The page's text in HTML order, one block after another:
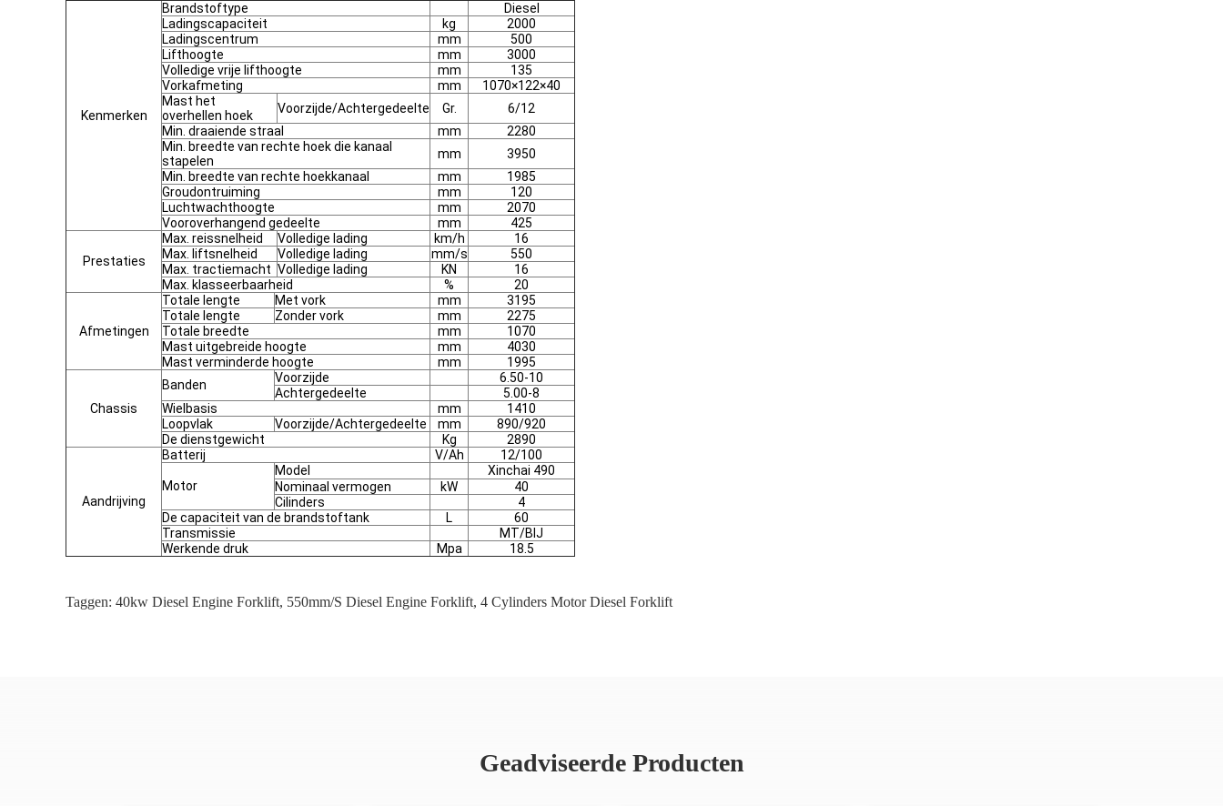
Kenmerken
Brandstoftype
Diesel
Ladingscapaciteit
kg
2000
Ladingscentrum
mm
500
Lifthoogte
mm
3000
Volledige vrije lifthoogte
mm
135
Vorkafmeting
mm
1070×122×40
Mast het
overhellen hoek
Voorzijde/Achtergedeelte Gr.
6/12
Min. draaiende straal
mm
2280
Min. breedte van rechte hoek die kanaal
stapelen
mm
3950
Min. breedte van rechte hoekkanaal
mm
1985
Groudontruiming
mm
120
Luchtwachthoogte
mm
2070
Vooroverhangend gedeelte
mm 425
Prestaties
Max. reissnelheid Volledige lading km/h
16
Max. liftsnelheid
Volledige lading mm/s
550
Max. tractiemacht Volledige lading KN
16
Max. klasseerbaarheid
% 20
Afmetingen
Totale lengte Met vork mm
3195
Totale lengte
Zonder vork mm
2275
Totale breedte
mm
1070
Mast uitgebreide hoogte
mm
4030
Mast verminderde hoogte
mm 1995
Chassis
Banden Voorzijde
6.50-10
Achtergedeelte
5.00-8
Wielbasis
mm
1410
Loopvlak
Voorzijde/Achtergedeelte mm
890/920
De dienstgewicht
Kg 2890
Aandrijving
Batterij V/Ah 12/100
Motor
Model
Xinchai 490
Nominaal vermogen
kW
40
Cilinders
4
De capaciteit van de brandstoftank
L
60
Transmissie
MT/BIJ
Werkende druk
Mpa 18.5
Taggen: 40kw Diesel Engine Forklift, 550mm/s Diesel Engine Forklift, 4 Cylinders Motor Diesel Forklift
Geadviseerde Producten